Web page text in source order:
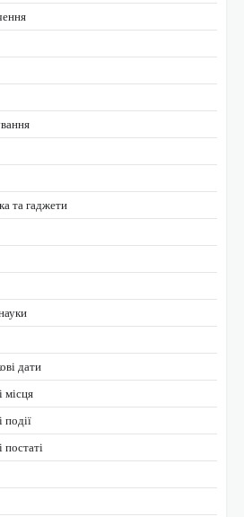
та гаджети
дати
місця
події
постаті